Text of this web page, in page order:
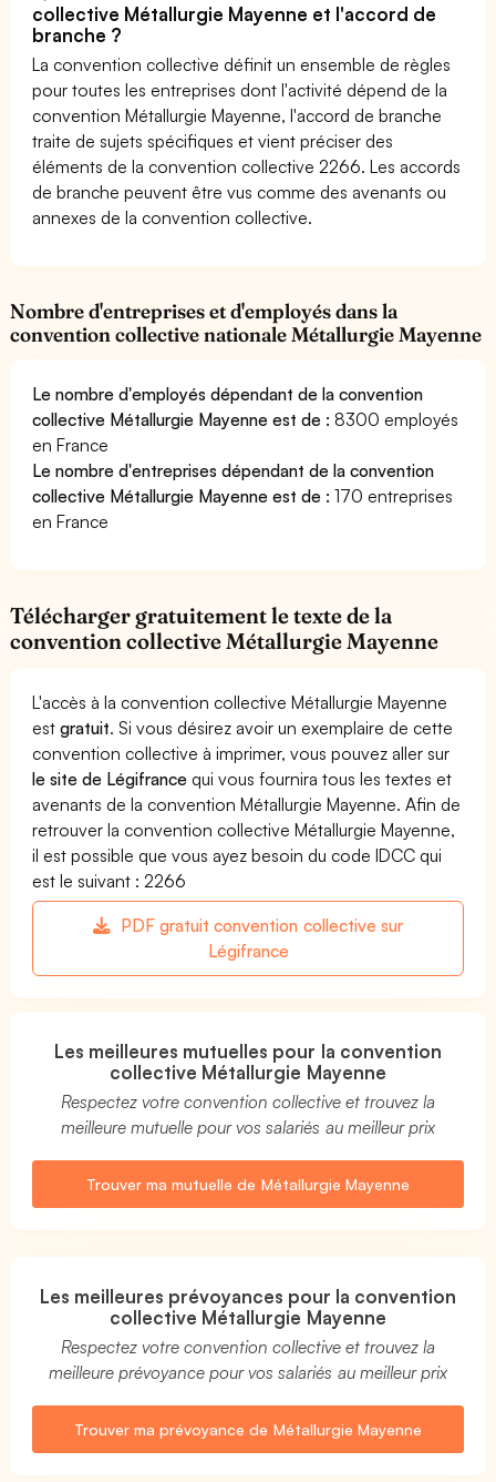
collective Métallurgie Mayenne et l'accord de
branche ?
La convention collective définit un ensemble de règles
pour toutes les entreprises dont l'activité dépend de la
convention Métallurgie Mayenne, l'accord de branche
traite de sujets spécifiques et vient préciser des
éléments de la convention collective 2266. Les accords
de branche peuvent être vus comme des avenants ou
annexes de la convention collective.
Nombre d'entreprises et d'employés dans la
convention collective nationale Métallurgie Mayenne
Le nombre d'employés dépendant de la convention
collective Métallurgie Mayenne est de :8300 employés
en France
Le nombre d'entreprises dépendant de la convention
collective Métallurgie Mayenne est de :170 entreprises
en France
Télécharger gratuitement le texte de la
convention collective Métallurgie Mayenne
L'accès à la convention collective Métallurgie Mayenne
estgratuit. Si vous désirez avoir un exemplaire de cette
convention collective à imprimer, vous pouvez aller sur
le site de Légifrance qui vous fournira tous les textes et
avenants de la convention Métallurgie Mayenne. Afin de
retrouver la convention collective Métallurgie Mayenne,
il est possible que vous ayez besoin du code IDCC qui
est le suivant : 2266
PDF gratuit convention collective sur
Légifrance
Les meilleures mutuelles pour la convention
collective Métallurgie Mayenne
Respectez votre convention collective et trouvez la
meilleure mutuelle pour vos salariés au meilleur prix
Trouver ma mutuelle de Métallurgie Mayenne
Les meilleures prévoyances pour la convention
collective Métallurgie Mayenne
Respectez votre convention collective et trouvez la
meilleure prévoyance pour vos salariés au meilleur prix
Trouver ma prévoyance de Métallurgie Mayenne